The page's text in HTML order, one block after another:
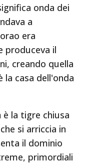
onda dei
a
era
produceva il
creando quella
la casa dell'onda
la tigre chiusa
si arriccia in
il dominio
primordiali